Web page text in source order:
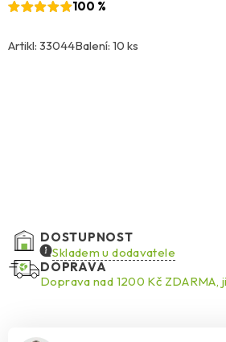
100 %
Artikl: 33044Balení: 10 ks
DOSTUPNOST
Skladem u dodavatele
DOPRAVA
Doprava nad 1200 Kč ZDARMA,